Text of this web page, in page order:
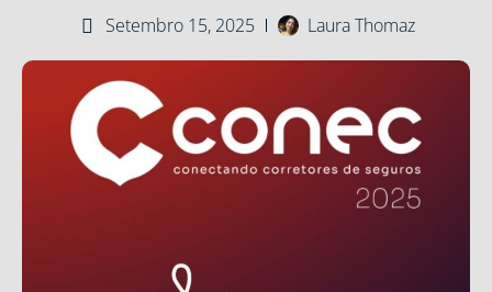
Setembro 15, 2025 Laura Thomaz